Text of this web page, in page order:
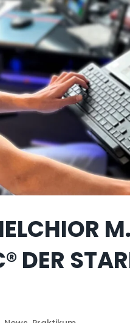
DER